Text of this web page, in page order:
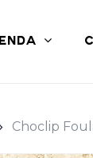
Choclip